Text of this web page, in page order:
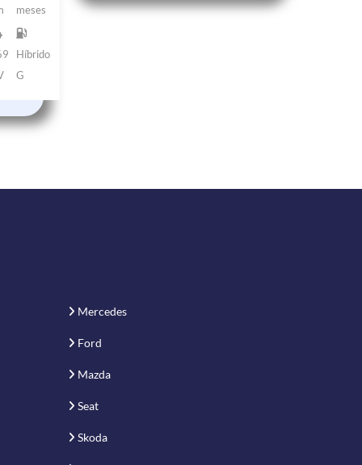
meses
Híbrido
G
Mercedes
Ford
Mazda
Seat
Skoda